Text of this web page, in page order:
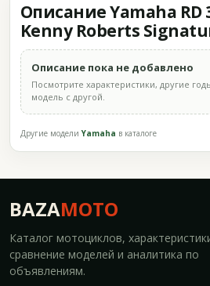
Описание Yamaha RD
Kenny Roberts
Описание пока не добавлено
Посмотрите характеристики, другие
модель с другой.
Другие моделиYamaha в каталоге
BAZAMOTO
Каталог мотоциклов,
сравнение моделей и аналитика по
объявлениям.